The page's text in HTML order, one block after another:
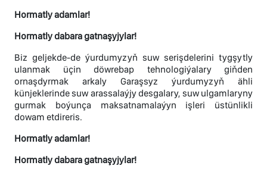
Hormatly adamlar!
Hormatly dabara gatnaşyjylar!
Biz geljekde-de ýurdumyzyň suw serişdelerini tygşytly
ulanmak üçin döwrebap tehnologiýalary giňden
ornaşdyrmak arkaly Garaşsyz ýurdumyzyň ähli
künjeklerinde suw arassalaýjy desgalary, suw ulgamlaryny
gurmak boýunça maksatnamalaýyn işleri üstünlikli
dowam etdireris.
Hormatly adamlar!
Hormatly dabara gatnaşyjylar!